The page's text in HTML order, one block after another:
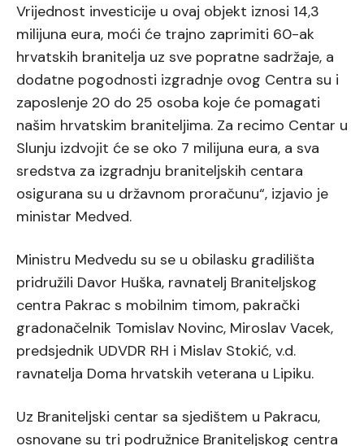
Vrijednost investicije u ovaj objekt iznosi 14,3
milijuna eura, moći će trajno zaprimiti 60-ak
hrvatskih branitelja uz sve popratne sadržaje, a
dodatne pogodnosti izgradnje ovog Centra su i
zaposlenje 20 do 25 osoba koje će pomagati
našim hrvatskim braniteljima. Za recimo Centar u
Slunju izdvojit će se oko 7 milijuna eura, a sva
sredstva za izgradnju braniteljskih centara
osigurana su u državnom proračunu“, izjavio je
ministar Medved.
Ministru Medvedu su se u obilasku gradilišta
pridružili Davor Huška, ravnatelj Braniteljskog
centra Pakrac s mobilnim timom, pakrački
gradonačelnik Tomislav Novinc, Miroslav Vacek,
predsjednik UDVDR RH i Mislav Stokić, v.d.
ravnatelja Doma hrvatskih veterana u Lipiku.
Uz Braniteljski centar sa sjedištem u Pakracu,
osnovane su tri podružnice Braniteljskog centra